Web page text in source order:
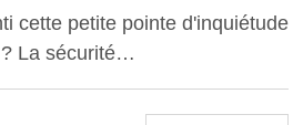
cette petite pointe d'inquiétude
La sécurité…